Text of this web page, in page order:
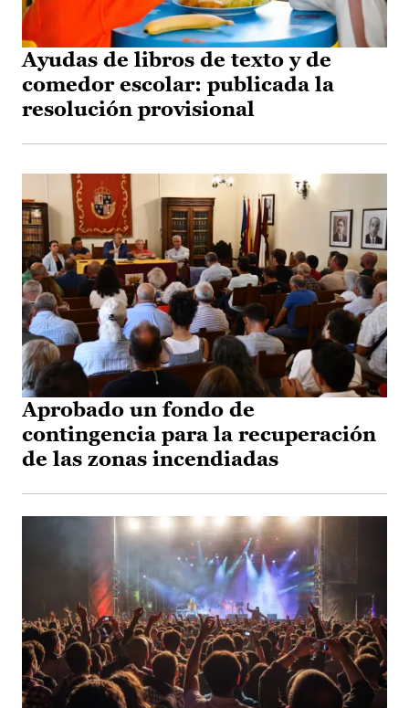
Ayudas de libros de texto y de
comedor escolar: publicada la
resolución provisional
Aprobado un fondo de
contingencia para la recuperación
de las zonas incendiadas